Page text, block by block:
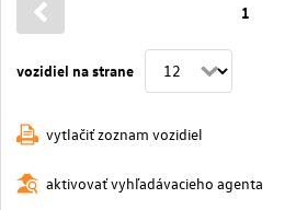
vozidiel na strane
1
vytlačiť zoznam vozidiel
aktivovať vyhľadávacieho agenta